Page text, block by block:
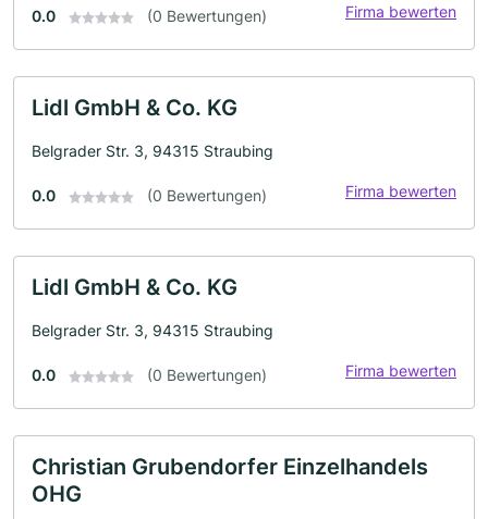
0.0 (0 Bewertungen) Firma bewerten
Lidl GmbH & Co. KG
Belgrader Str. 3, 94315 Straubing
0.0 (0 Bewertungen) Firma bewerten
Lidl GmbH & Co. KG
Belgrader Str. 3, 94315 Straubing
0.0 (0 Bewertungen) Firma bewerten
Christian Grubendorfer Einzelhandels
OHG